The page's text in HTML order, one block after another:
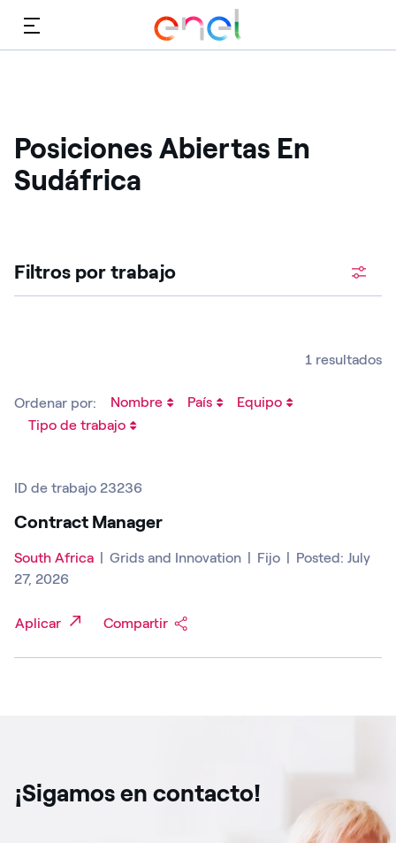
Menú
Posiciones Abiertas En
Sudáfrica ​
Filtros por trabajo
1 resultados
Ordenar por:
ID de trabajo 23236
Contract Manager
South Africa Grids and Innovation Fijo
Posted: July
27, 2026
Aplicar Compartir
¡Sigamos en contacto!